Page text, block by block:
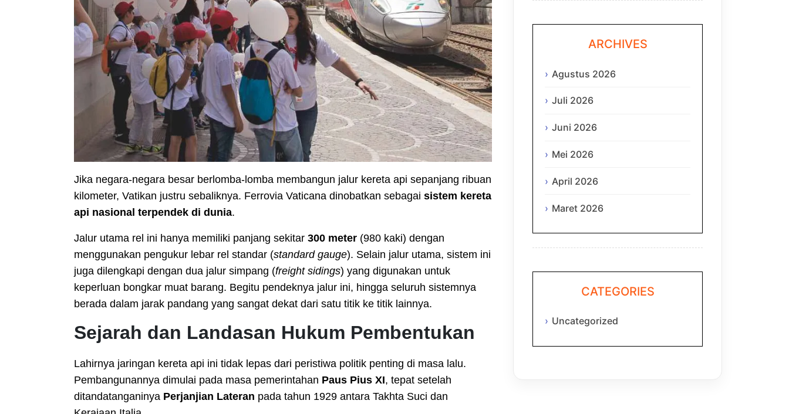
Jika negara-negara besar berlomba-lomba membangun jalur kereta api sepanjang ribuan
kilometer, Vatikan justru sebaliknya. Ferrovia Vaticana dinobatkan sebagai sistem kereta
api nasional terpendek di dunia.
Jalur utama rel ini hanya memiliki panjang sekitar 300 meter (980 kaki) dengan
menggunakan pengukur lebar rel standar (standard gauge). Selain jalur utama, sistem ini
juga dilengkapi dengan dua jalur simpang (freight sidings) yang digunakan untuk
keperluan bongkar muat barang. Begitu pendeknya jalur ini, hingga seluruh sistemnya
berada dalam jarak pandang yang sangat dekat dari satu titik ke titik lainnya.
Sejarah dan Landasan Hukum Pembentukan
Lahirnya jaringan kereta api ini tidak lepas dari peristiwa politik penting di masa lalu.
Pembangunannya dimulai pada masa pemerintahan Paus Pius XI, tepat setelah
ditandatanganinya Perjanjian Lateran pada tahun 1929 antara Takhta Suci dan
ARCHIVES
Agustus 2026
Juli 2026
Juni 2026
Mei 2026
April 2026
Maret 2026
CATEGORIES
Uncategorized